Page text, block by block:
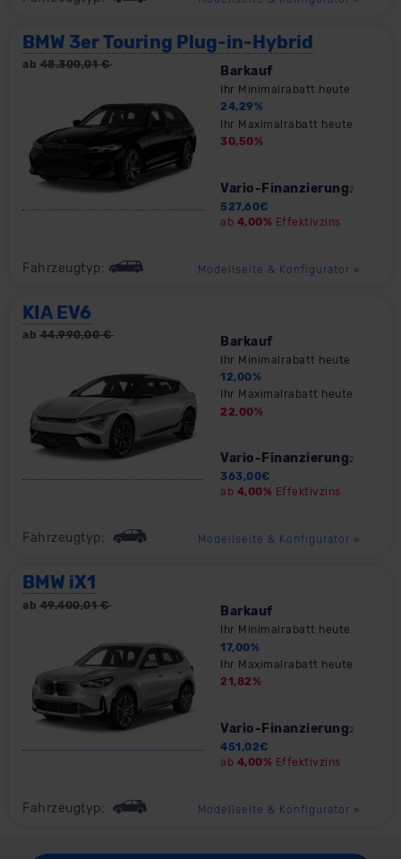
BMW 3er Touring Plug-in-Hybrid
ab 48.300,01€ Barkauf
Ihr Minimalrabatt heute
24,29%
Ihr Maximalrabatt heute
30,50%
Vario-Finanzierung 2
527,60€
ab 4,00% Effektivzins
Fahrzeugtyp: Modellseite & Konfigurator »
KIA EV6
ab 44.990,00€ Barkauf
Ihr Minimalrabatt heute
12,00%
Ihr Maximalrabatt heute
22,00%
Vario-Finanzierung2
363,00€
ab 4,00% Effektivzins
Fahrzeugtyp: Modellseite & Konfigurator »
BMW iX1
ab 49.400,01€ Barkauf
Ihr Minimalrabatt heute
17,00%
Ihr Maximalrabatt heute
21,82%
Vario-Finanzierung 2
451,02€
ab 4,00% Effektivzins
Fahrzeugtyp: Modellseite & Konfigurator »